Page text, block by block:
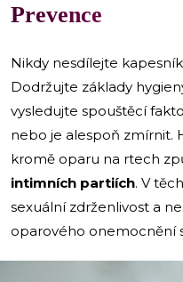
Prevence
Nikdy nesdílejte
Dodržujte základy
vysledujte spouštěcí
nebo je alespoň zmírnit.
kromě oparu na rtech
intimních partiích. V
sexuální zdrženlivost a
oparového onemocnění